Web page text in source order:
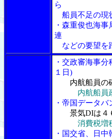
ら
船員不足の現
・森重俊也海
連
などの要望を
・交政審海事
１日)
内航船員の
内航船員
・帝国データ
景気DIは４
消費税増
・国交省、日